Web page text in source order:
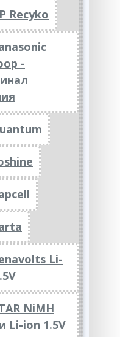
Recyko
-
Li-
NiMH
Li-ion 1.5V